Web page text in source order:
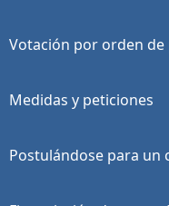
Votación por orden
Medidas y peticiones
Postulándose para un